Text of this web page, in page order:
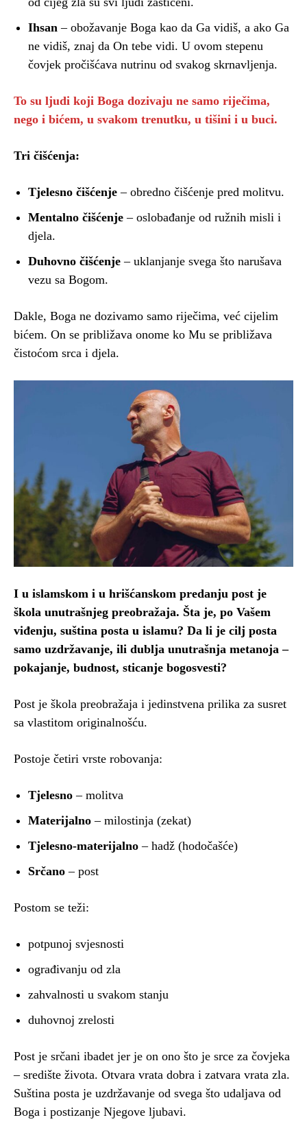
Ihsan – obožavanje Boga kao da Ga vidiš, a ako Ga
ne vidiš, znaj da On tebe vidi. U ovom stepenu
čovjek pročišćava nutrinu od svakog skrnavljenja.
To su ljudi koji Boga dozivaju ne samo riječima,
nego i bićem, u svakom trenutku, u tišini i u buci.
Tri čišćenja:
Tjelesno čišćenje – obredno čišćenje pred molitvu.
Mentalno čišćenje – oslobađanje od ružnih misli i
djela.
Duhovno čišćenje – uklanjanje svega što narušava
vezu sa Bogom.
Dakle, Boga ne dozivamo samo riječima, već cijelim
bićem. On se približava onome ko Mu se približava
čistoćom srca i djela.
I u islamskom i u hrišćanskom predanju post je
škola unutrašnjeg preobražaja. Šta je, po Vašem
viđenju, suština posta u islamu? Da li je cilj posta
samo uzdržavanje, ili dublja unutrašnja metanoja –
pokajanje, budnost, sticanje bogosvesti?
Post je škola preobražaja i jedinstvena prilika za susret
sa vlastitom originalnošću.
Postoje četiri vrste robovanja:
Tjelesno – molitva
Materijalno – milostinja (zekat)
Tjelesno-materijalno – hadž (hodočašće)
Srčano – post
Postom se teži:
potpunoj svjesnosti
ograđivanju od zla
zahvalnosti u svakom stanju
duhovnoj zrelosti
Post je srčani ibadet jer je on ono što je srce za čovjeka
– središte života. Otvara vrata dobra i zatvara vrata zla.
Suština posta je uzdržavanje od svega što udaljava od
Boga i postizanje Njegove ljubavi.